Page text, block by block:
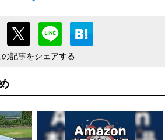
の記事をシェアする